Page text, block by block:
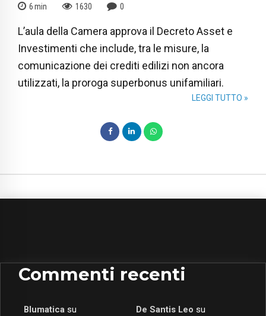
6min 1630 0
L’aula della Camera approva il Decreto Asset e
Investimenti che include, tra le misure, la
comunicazione dei crediti edilizi non ancora
utilizzati, la proroga superbonus unifamiliari.
LEGGI TUTTO »
Commenti recenti
Blumaticasu
De Santis Leo su